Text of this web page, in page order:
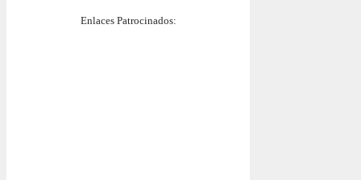
Enlaces Patrocinados: